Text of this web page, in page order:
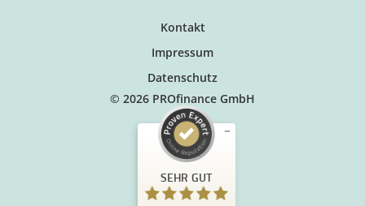
Kontakt
Impressum
Datenschutz
© 2026 PROfinance GmbH
SEHR GUT